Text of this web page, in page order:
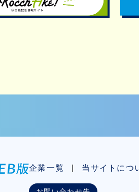
企業一覧 当サイトにつ